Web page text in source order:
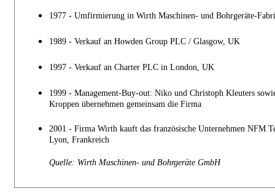
1977 - Umfirmierung in Wirth Maschinen- und Bohrgeräte-
1989 - Verkauf an Howden Group PLC / Glasgow, UK
1997 - Verkauf an Charter PLC in London, UK
1999 - Management-Buy-out: Niko und Christoph Kleuters
Kroppen übernehmen gemeinsam die Firma
2001 - Firma Wirth kauft das französische Unternehmen NFM
Lyon, Frankreich
Quelle: Wirth Maschinen- und Bohrgeräte GmbH